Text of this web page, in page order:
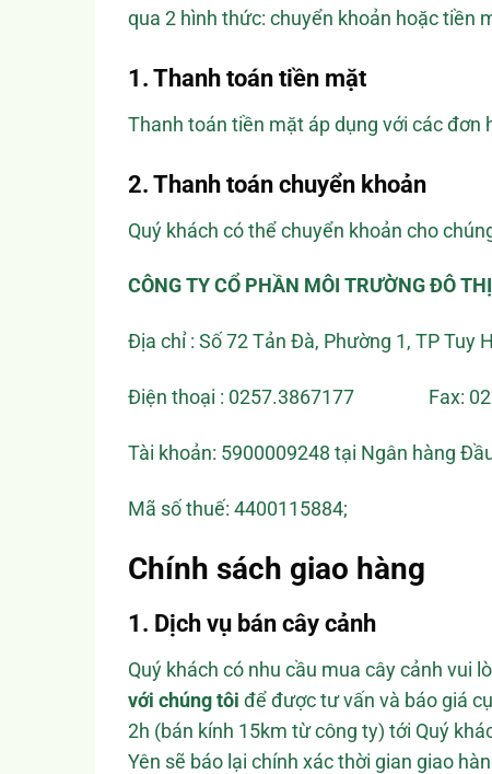
qua 2 hình thức: chuyển khoản hoặc tiền
1. Thanh toán tiền mặt
Thanh toán tiền mặt áp dụng với các
2. Thanh toán chuyển khoản
Quý khách có thể chuyển khoản cho
CÔNG TY CỔ PHẦN MÔI TRƯỜNG ĐÔ
Địa chỉ : Số 72 Tản Đà, Phường 1, TP Tuy
Điện thoại : 0257.3867177 Fax:
Tài khoản: 5900009248 tại Ngân hàng
Mã số thuế: 4400115884;
Chính sách giao hàng
1. Dịch vụ bán cây cảnh
Quý khách có nhu cầu mua cây cảnh vui
với chúng tôi để được tư vấn và báo giá
2h (bán kính 15km từ công ty) tới Quý
Yên sẽ báo lại chính xác thời gian giao